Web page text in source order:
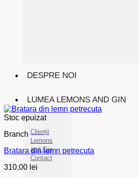
DESPRE NOI
LUMEA LEMONS AND GIN
Clienții
Lemons
and Gin
Contact
Stoc epuizat
Branch
Bratara din lemn petrecuta
310,00 lei